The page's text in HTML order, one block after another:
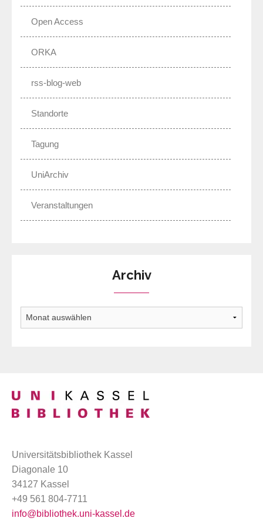
Open Access
ORKA
rss-blog-web
Standorte
Tagung
UniArchiv
Veranstaltungen
Archiv
Archiv
Universitätsbibliothek Kassel
Diagonale 10
34127 Kassel
+49 561 804-7711
info@bibliothek.uni-kassel.de